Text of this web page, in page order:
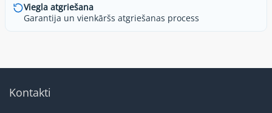
Viegla atgriešana
Garantija un vienkāršs atgriešanas process
Kontakti